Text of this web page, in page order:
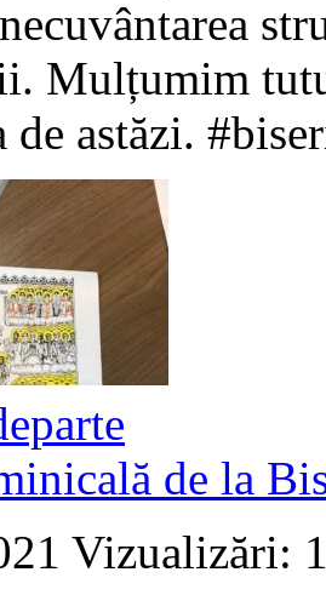
Mulțumim
de astăzi.
de la
Vizualizări: